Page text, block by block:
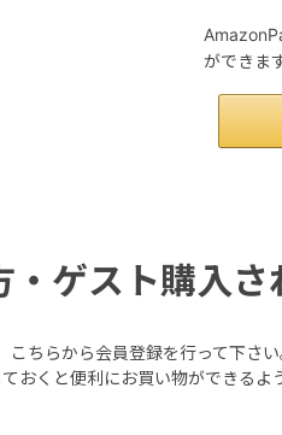
ができま
・ゲスト購入さ
ちらから会員登録を行って下さい
おくと便利にお買い物ができるよ